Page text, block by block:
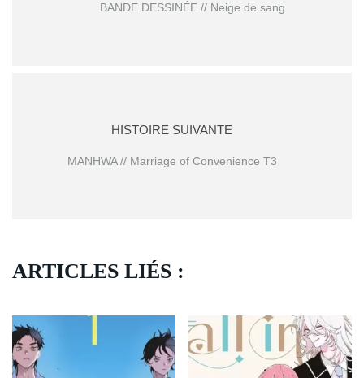
BANDE DESSINÉE // Neige de sang
HISTOIRE SUIVANTE
MANHWA // Marriage of Convenience T3
ARTICLES LIÉS :